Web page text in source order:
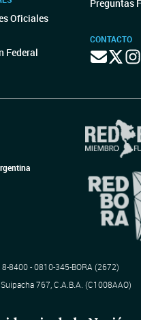
Oficiales
Federal
Preguntas
CONTACTO
8400 - 0810-345-BORA (2672)
Suipacha 767, C.A.B.A. (C1008AAO)